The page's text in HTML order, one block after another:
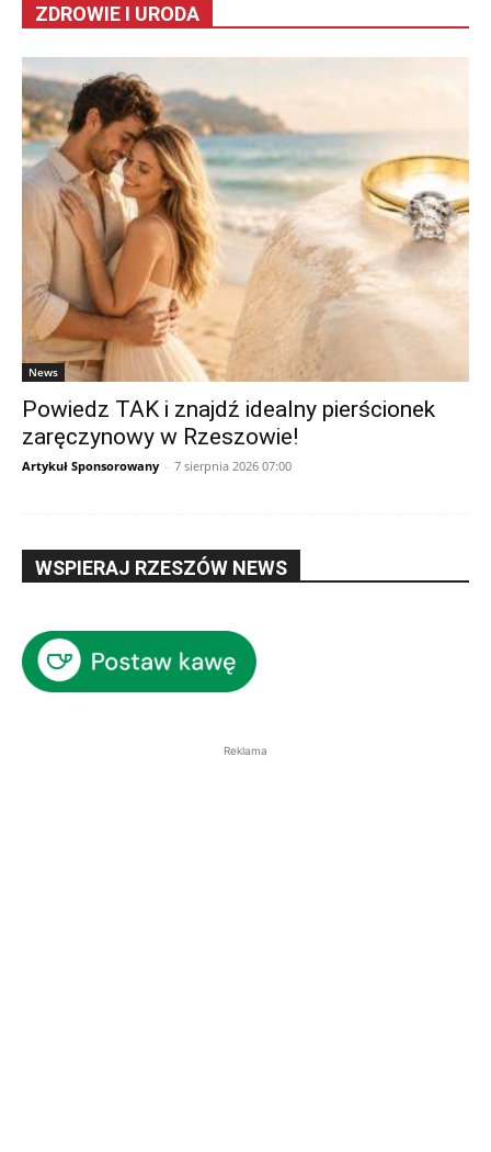
ZDROWIE I URODA
News
Powiedz TAK i znajdź idealny pierścionek
zaręczynowy w Rzeszowie!
Artykuł Sponsorowany - 7 sierpnia 2026 07:00
WSPIERAJ RZESZÓW NEWS
Reklama